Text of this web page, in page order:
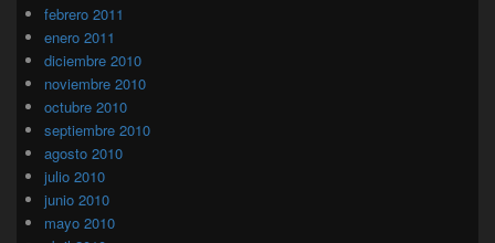
febrero 2011
enero 2011
diciembre 2010
noviembre 2010
octubre 2010
septiembre 2010
agosto 2010
julio 2010
junio 2010
mayo 2010